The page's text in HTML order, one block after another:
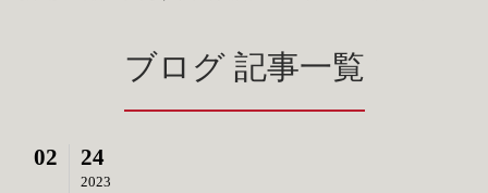
ブログ 記事一覧
02 24
2023